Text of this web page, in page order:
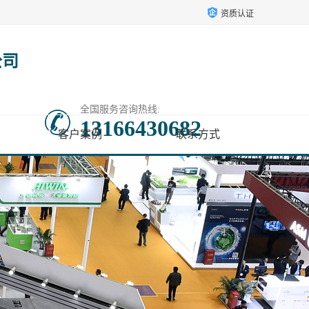
资质认证
全国服务咨询热线:
13166430682
客户案例 联系方式